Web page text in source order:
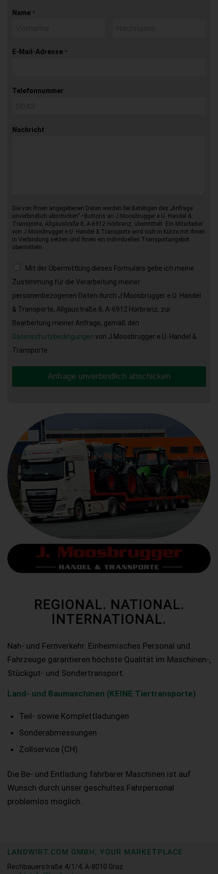
Name *
E-Mail-Adresse *
Telefonnummer
Nachricht
Die von Ihnen angegebenen Daten werden bei Betätigen des „Anfrage
unverbindlich abschicken“–Buttons an J.Moosbrugger e.U. Handel &
Transporte, Allgäustraße 8, A-6912 Hörbranz, übermittelt. Ein Mitarbeiter
von J.Moosbrugger e.U. Handel & Transporte wird sich in Kürze mit Ihnen
in Verbindung setzen und Ihnen ein individuelles Transportangebot
übermitteln.
Mit der Übermittlung dieses Formulars gebe ich meine
Zustimmung für die Verarbeitung meiner
personenbezogenen Daten durch J.Moosbrugger e.U. Handel
& Transporte, Allgäustraße 8, A-6912 Hörbranz, zur
Bearbeitung meiner Anfrage, gemäß den
Datenschutzbedingungen von J.Moosbrugger e.U. Handel &
Transporte.
Anfrage unverbindlich abschicken
REGIONAL. NATIONAL.
INTERNATIONAL.
Nah- und Fernverkehr. Einheimisches Personal und
Fahrzeuge garantieren höchste Qualität im Maschinen-,
Stückgut- und Sondertransport.
Land- und Baumaschinen (KEINE Tiertransporte)
Teil- sowie Komplettladungen
Sonderabmessungen
Zollservice (CH)
Die Be- und Entladung fahrbarer Maschinen ist auf
Wunsch durch unser geschultes Fahrpersonal
problemlos möglich.
LANDWIRT.COM GMBH, YOUR MARKETPLACE
Rechbauerstraße 4/1/4, A-8010 Graz